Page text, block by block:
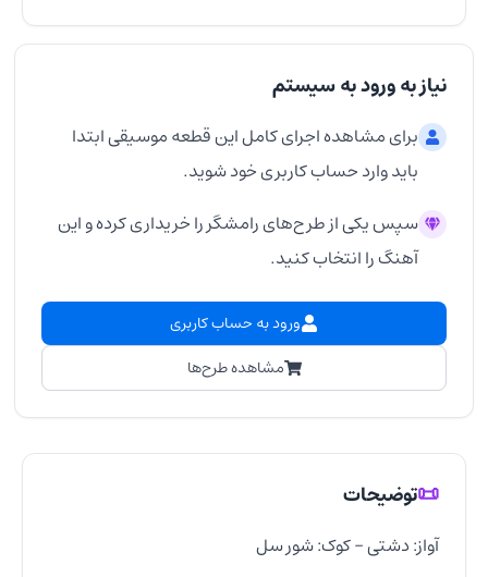
نیاز به ورود به سیستم
برای مشاهده اجرای کامل این قطعه موسیقی ابتدا
باید وارد حساب کاربری خود شوید.
سپس یکی از طرح‌های رامشگر را خریداری کرده و این
آهنگ را انتخاب کنید.
ورود به حساب کاربری
مشاهده طرح‌ها
📜توضیحات
آواز: دشتی - کوک: شور سل